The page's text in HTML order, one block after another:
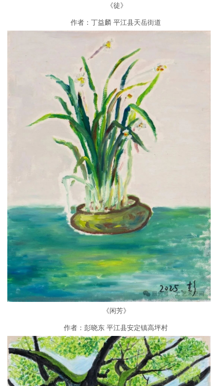
《徒》
作者：丁益麟 平江县天岳街道
《闲芳》
作者：彭晓东 平江县安定镇高坪村